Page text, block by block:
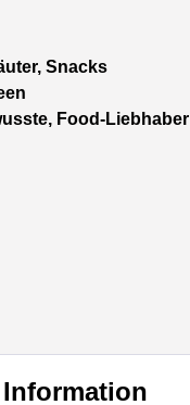
Snacks
Food-Liebhaber
Information